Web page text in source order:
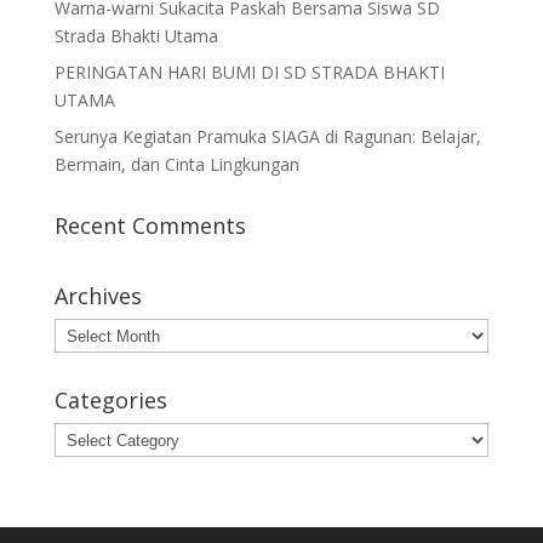
Warna-warni Sukacita Paskah Bersama Siswa SD
Strada Bhakti Utama
PERINGATAN HARI BUMI DI SD STRADA BHAKTI
UTAMA
Serunya Kegiatan Pramuka SIAGA di Ragunan: Belajar,
Bermain, dan Cinta Lingkungan
Recent Comments
Archives
Archives
Categories
Categories